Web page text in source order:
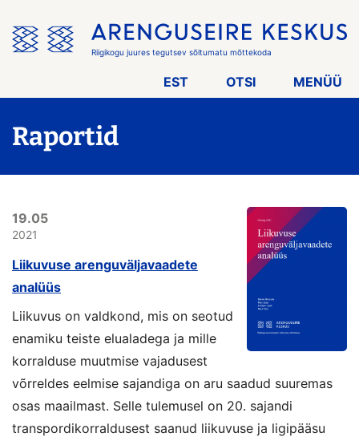
menüü
vahele
Riigikogu juures tegutsev sõltumatu mõttekoda
EST OTSI MENÜÜ
Raportid
19.05
2021
Liikuvuse arenguväljavaadete
analüüs
Liikuvus on valdkond, mis on seotud
enamiku teiste elualadega ja mille
korralduse muutmise vajadusest
võrreldes eelmise sajandiga on aru saadud suuremas
osas maailmast. Selle tulemusel on 20. sajandi
transpordikorraldusest saanud liikuvuse ja ligipääsu